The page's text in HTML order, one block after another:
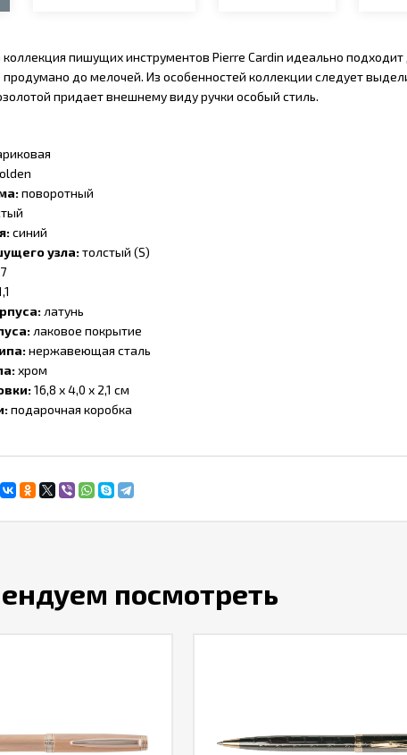
коллекция пишущих инструментов Pierre Cardin идеально
продумано до мелочей. Из особенностей коллекции следует
придает внешнему виду ручки особый стиль.
поворотный
синий
узла:толстый (S)
латунь
лаковое покрытие
нержавеющая сталь
хром
16,8 х 4,0 х 2,1 см
подарочная коробка
посмотреть